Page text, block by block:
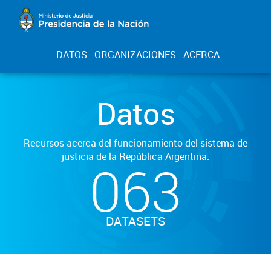
DATOS ORGANIZACIONES ACERCA
Datos
Recursos acerca del funcionamiento del sistema de
justicia de la República Argentina.
063
DATASETS